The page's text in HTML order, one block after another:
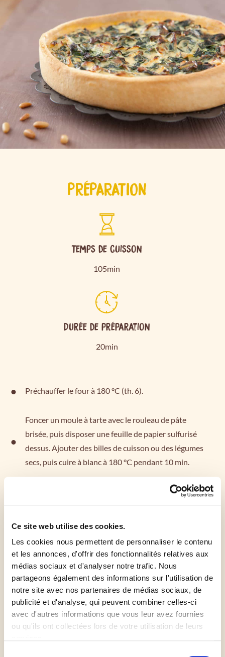
Ce site web utilise des cookies.
Les cookies nous permettent de personnaliser le contenu
et les annonces, d'offrir des fonctionnalités relatives aux
médias sociaux et d'analyser notre trafic. Nous
partageons également des informations sur l'utilisation de
notre site avec nos partenaires de médias sociaux, de
publicité et d'analyse, qui peuvent combiner celles-ci
avec d'autres informations que vous leur avez fournies
ou qu'ils ont collectées lors de votre utilisation de leurs
PRÉPARATION
Temps de cuisson
105min
Durée de préparation
20min
Préchauffer le four à 180 °C (th. 6).
Foncer un moule à tarte avec le rouleau de pâte
brisée, puis disposer une feuille de papier sulfurisé
dessus. Ajouter des billes de cuisson ou des légumes
secs, puis cuire à blanc à 180 °C pendant 10 min.
Laisser ensuite refroidir et retirer les billes de
cuisson ainsi que le papier.
feuilles de manière à enlever la tige. Laver ensuite
les feuilles et les émincer.
Faire bouillir un grand volume d'eau avec le gros sel,
puis cuire les feuilles pendant 5 min. Les égoutter
soigneusement.